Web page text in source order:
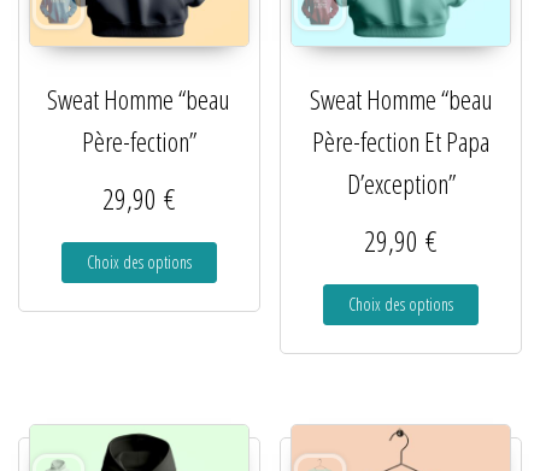
Sweat Homme “beau
Père-fection”
29,90 €
Choix des options
Sweat Homme “beau
Père-fection Et Papa
D’exception”
29,90€
Choix des options